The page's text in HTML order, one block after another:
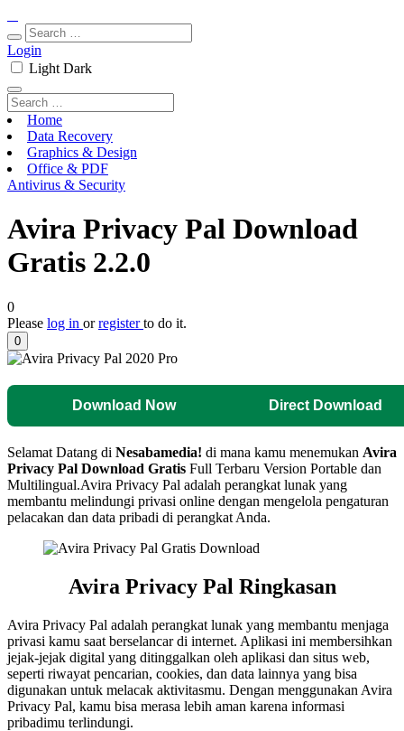
Login
Light Dark
Home
Data Recovery
Graphics & Design
Office & PDF
Antivirus & Security
Avira Privacy Pal Download
Gratis 2.2.0
0
Please log in orregisterto do it.
0
Download Now Direct Download
Selamat Datang di Nesabamedia! di mana kamu menemukan Avira
Privacy Pal Download Gratis Full Terbaru Version Portable dan
Multilingual.Avira Privacy Pal adalah perangkat lunak yang
membantu melindungi privasi online dengan mengelola pengaturan
pelacakan dan data pribadi di perangkat Anda.
Avira Privacy Pal Ringkasan
Avira Privacy Pal adalah perangkat lunak yang membantu menjaga
privasi kamu saat berselancar di internet. Aplikasi ini membersihkan
jejak-jejak digital yang ditinggalkan oleh aplikasi dan situs web,
seperti riwayat pencarian, cookies, dan data lainnya yang bisa
digunakan untuk melacak aktivitasmu. Dengan menggunakan Avira
Privacy Pal, kamu bisa merasa lebih aman karena informasi
pribadimu terlindungi.